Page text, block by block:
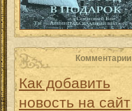
Комментарии
Как добавить
новость на сайт